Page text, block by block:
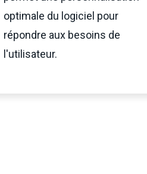
optimale du logiciel pour
répondre aux besoins de
l'utilisateur.